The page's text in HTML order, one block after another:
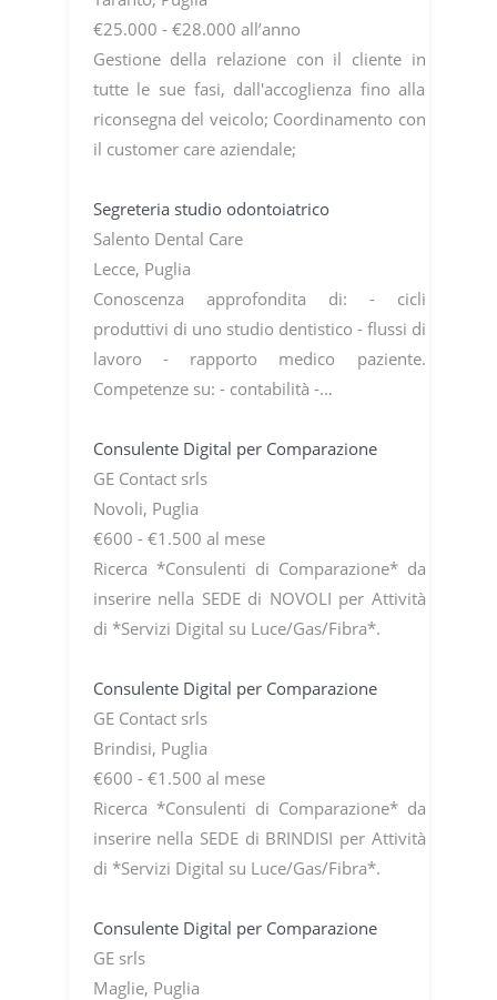
€25.000 - €28.000 all’anno
Gestione della relazione con il cliente in
tutte le sue fasi, dall'accoglienza fino alla
riconsegna del veicolo; Coordinamento con
il customer care aziendale;
Segreteria studio odontoiatrico
Salento Dental Care
Lecce, Puglia
Conoscenza approfondita di: - cicli
produttivi di uno studio dentistico - flussi di
lavoro - rapporto medico paziente.
Competenze su: - contabilità -…
Consulente Digital per Comparazione
GE Contact srls
Novoli, Puglia
€600 - €1.500 al mese
Ricerca *Consulenti di Comparazione* da
inserire nella SEDE di NOVOLI per Attività
di *Servizi Digital su Luce/Gas/Fibra*.
Consulente Digital per Comparazione
GE Contact srls
Brindisi, Puglia
€600 - €1.500 al mese
Ricerca *Consulenti di Comparazione* da
inserire nella SEDE di BRINDISI per Attività
di *Servizi Digital su Luce/Gas/Fibra*.
Consulente Digital per Comparazione
GE srls
Maglie, Puglia